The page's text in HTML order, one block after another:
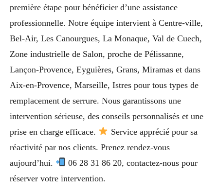
première étape pour bénéficier d’une assistance
professionnelle. Notre équipe intervient à Centre-ville,
Bel-Air, Les Canourgues, La Monaque, Val de Cuech,
Zone industrielle de Salon, proche de Pélissanne,
Lançon-Provence, Eyguières, Grans, Miramas et dans
Aix-en-Provence, Marseille, Istres pour tous types de
remplacement de serrure. Nous garantissons une
intervention sérieuse, des conseils personnalisés et une
prise en charge efficace.
Service apprécié pour sa
réactivité par nos clients. Prenez rendez-vous
aujourd’hui.
06 28 31 86 20, contactez-nous pour
réserver votre intervention.